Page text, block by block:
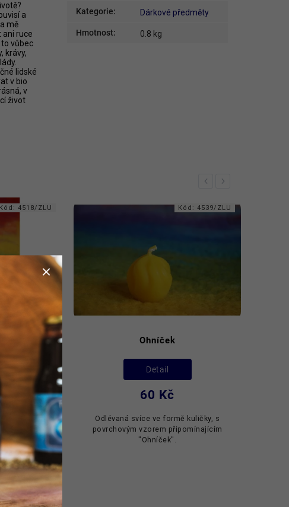
a
mě
ani ruce
vůbec
krávy,
lidské
v bio
v
život
Kategorie: Dárkové předměty
Hmotnost: 0.8 kg
Previous
svíce. Její
proto
hoření: 8
Kód: 4518/ZLU
Ohníček
60 Kč
Detail
Odlévaná svíce ve formě kuličky, s
povrchovým vzorem připomínajícím
"Ohníček".
Kód: 4539/ZLU
Next